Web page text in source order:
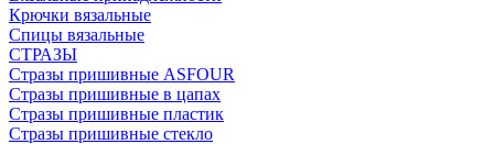
Крючки вязальные
Спицы вязальные
СТРАЗЫ
Стразы пришивные ASFOUR
Стразы пришивные в цапах
Стразы пришивные пластик
Стразы пришивные стекло